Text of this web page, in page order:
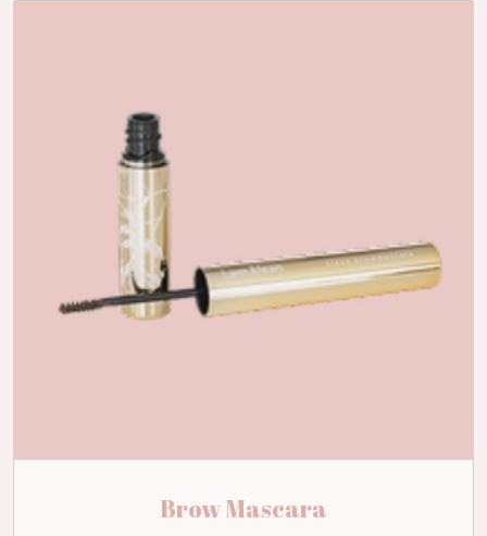
Brow Mascara